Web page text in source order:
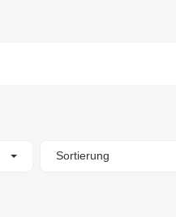
Sortierung